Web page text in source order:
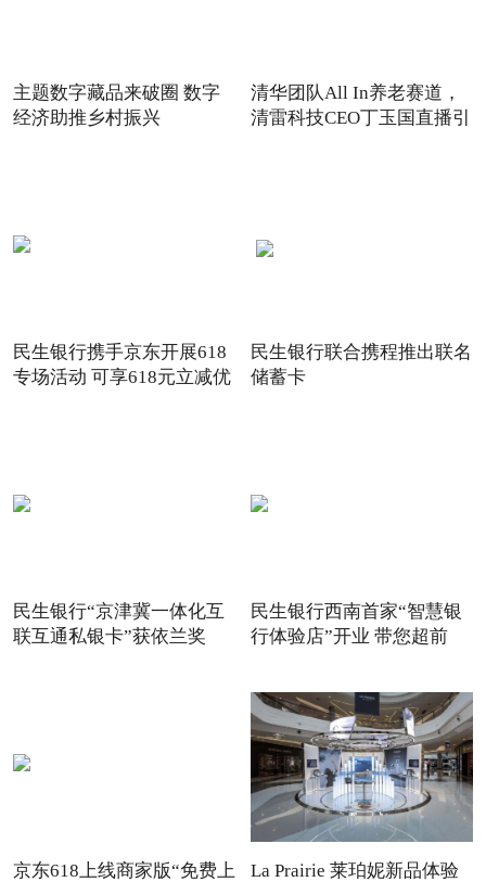
主题数字藏品来破圈 数字
经济助推乡村振兴
清华团队All In养老赛道，
清雷科技CEO丁玉国直播引
民生银行携手京东开展618
专场活动 可享618元立减优
民生银行联合携程推出联名
储蓄卡
民生银行“京津冀一体化互
联互通私银卡”获依兰奖
民生银行西南首家“智慧银
行体验店”开业 带您超前
京东618上线商家版“免费上
La Prairie 莱珀妮新品体验